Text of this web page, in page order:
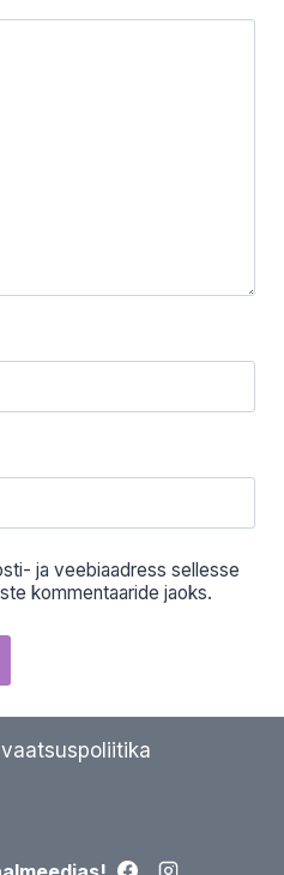
ja veebiaadress sellesse
kommentaaride jaoks.